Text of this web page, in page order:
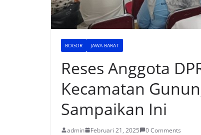
BOGOR JAWA BARAT
Reses Anggota
Kecamatan
Sampaikan Ini
admin Februari 21, 2025 0 Comments